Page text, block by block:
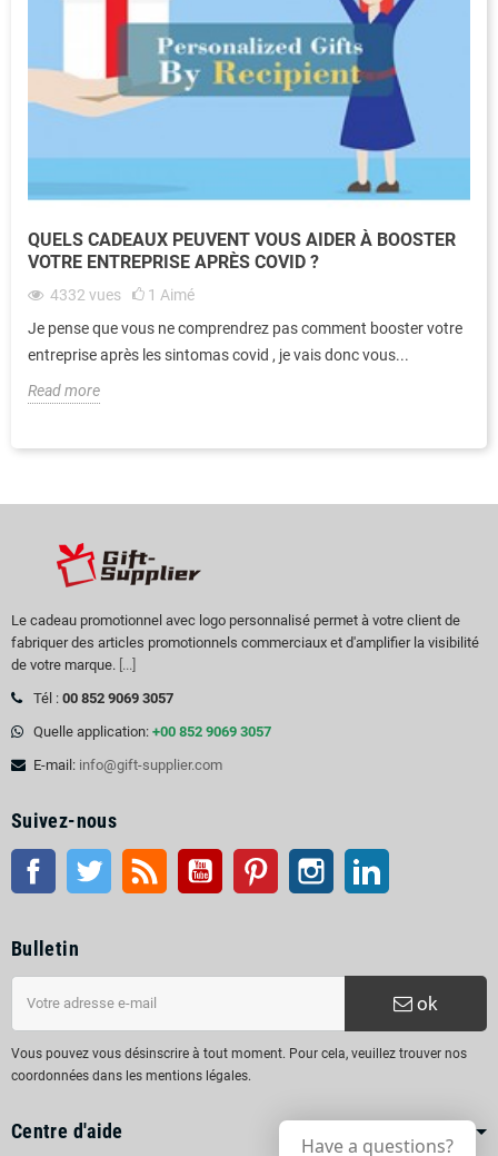
QUELS CADEAUX PEUVENT VOUS AIDER À BOOSTER
VOTRE ENTREPRISE APRÈS COVID ?
4332 vues 1 Aimé
Je pense que vous ne comprendrez pas comment booster votre
entreprise après les sintomas covid , je vais donc vous...
Read more
Le cadeau promotionnel avec logo personnalisé permet à votre client de
fabriquer des articles promotionnels commerciaux et d'amplifier la visibilité
de votre marque. [...]
Tél : 00 852 9069 3057
Quelle application: +00 852 9069 3057
E-mail: info@gift-supplier.com
Suivez-nous
Facebook Twitter RSS Youtube Pinterest Instagram
Bulletin
ok
Vous pouvez vous désinscrire à tout moment. Pour cela, veuillez trouver nos
coordonnées dans les mentions légales.
Centre d'aide
Have a questions?